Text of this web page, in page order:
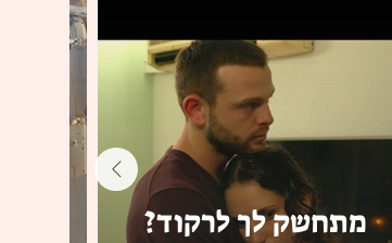
מתחשק לך לרקוד?